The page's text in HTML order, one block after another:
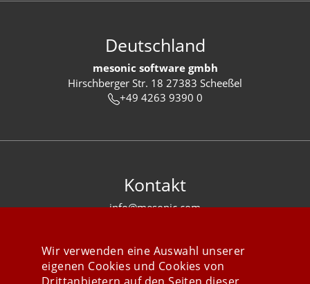
Deutschland
mesonic software gmbh
Hirschberger Str. 18 27383 Scheeßel
+49 4263 9390 0
Kontakt
info@mesonic.com
Wir verwenden eine Auswahl unserer
eigenen Cookies und Cookies von